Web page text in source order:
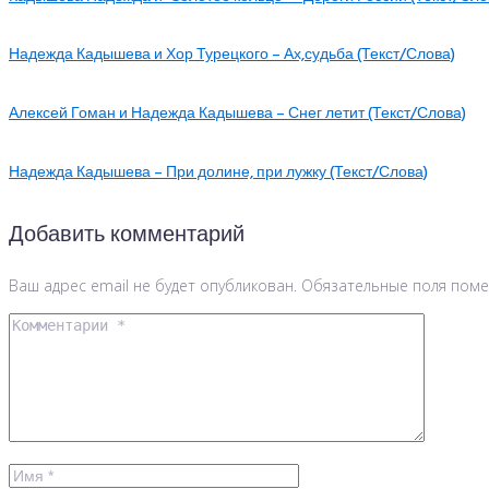
Надежда Кадышева и Хор Турецкого – Ах,судьба (Текст/Слова)
Алексей Гоман и Надежда Кадышева – Снег летит (Текст/Слова)
Надежда Кадышева – При долине, при лужку (Текст/Слова)
Добавить комментарий
Ваш адрес email не будет опубликован. Обязательные поля